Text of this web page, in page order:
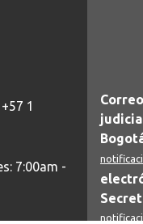
1
7:00am -